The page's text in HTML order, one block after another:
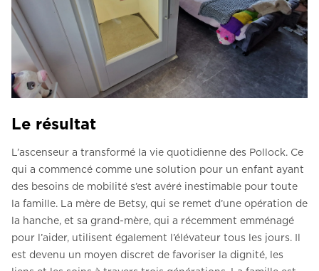
Le résultat
L’ascenseur a transformé la vie quotidienne des Pollock. Ce
qui a commencé comme une solution pour un enfant ayant
des besoins de mobilité s’est avéré inestimable pour toute
la famille. La mère de Betsy, qui se remet d’une opération de
la hanche, et sa grand-mère, qui a récemment emménagé
pour l’aider, utilisent également l’élévateur tous les jours. Il
est devenu un moyen discret de favoriser la dignité, les